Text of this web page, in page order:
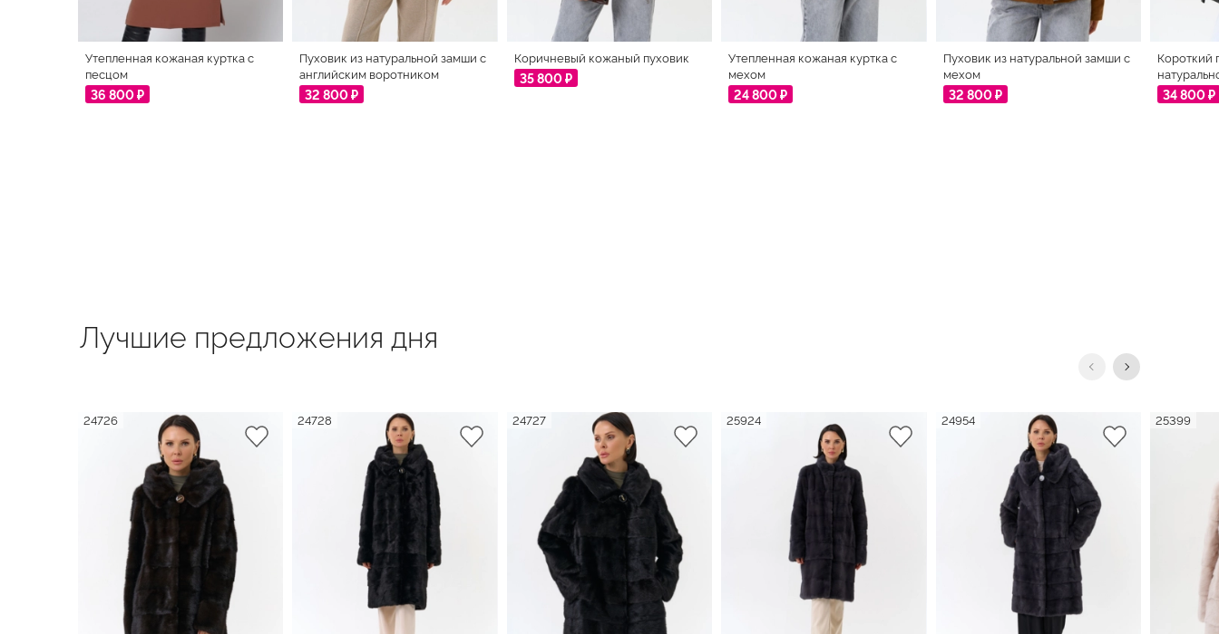
Утепленная кожаная куртка с
песцом
36 800 ₽
Пуховик из натуральной замши с
английским воротником
32 800 ₽
Коричневый кожаный пуховик
35 800 ₽
Утепленная кожаная куртка с
мехом
24 800 ₽
Пуховик из натуральной замши с
мехом
32 800 ₽
Короткий
34 800 ₽
Лучшие предложения дня
24726 24728 24727 25924 24954 25399